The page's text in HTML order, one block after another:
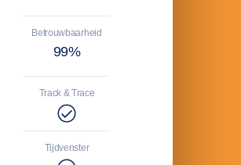
Betrouwbaarheid
99%
Track & Trace
Tijdvenster